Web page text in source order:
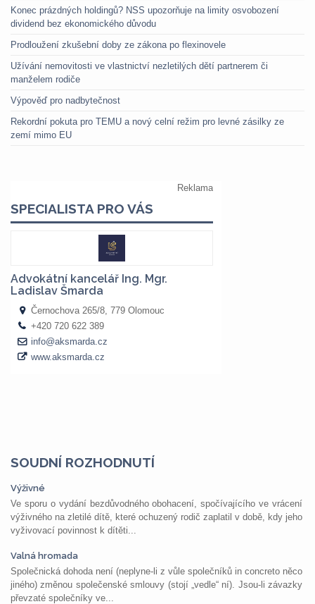
Konec prázdných holdingů? NSS upozorňuje na limity osvobození
dividend bez ekonomického důvodu
Prodloužení zkušební doby ze zákona po flexinovele
Užívání nemovitosti ve vlastnictví nezletilých dětí partnerem či
manželem rodiče
Výpověď pro nadbytečnost
Rekordní pokuta pro TEMU a nový celní režim pro levné zásilky ze
zemí mimo EU
SOUDNÍ ROZHODNUTÍ
Výživné
Ve sporu o vydání bezdůvodného obohacení, spočívajícího ve vrácení
výživného na zletilé dítě, které ochuzený rodič zaplatil v době, kdy jeho
vyživovací povinnost k dítěti...
Valná hromada
Společnická dohoda není (neplyne-li z vůle společníků in concreto něco
jiného) změnou společenské smlouvy (stojí „vedle“ ní). Jsou-li závazky
převzaté společníky ve...